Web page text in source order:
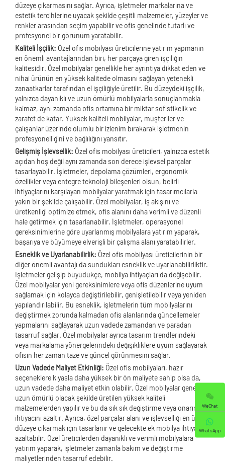
düzeye çıkarmasını sağlar. Ayrıca, işletmeler markalarına ve
estetik tercihlerine uyacak şekilde çeşitli malzemeler, yüzeyler ve
renkler arasından seçim yapabilir ve ofis genelinde tutarlı ve
profesyonel bir görünüm yaratabilir.
Kaliteli İşçilik: Özel ofis mobilyası üreticilerine yatırım yapmanın
en önemli avantajlarından biri, her parçaya giren işçiliğin
kalitesidir. Özel mobilyalar genellikle her ayrıntıya dikkat eden ve
nihai ürünün en yüksek kalitede olmasını sağlayan yetenekli
zanaatkarlar tarafından el işçiliğiyle üretilir. Bu düzeydeki işçilik,
yalnızca dayanıklı ve uzun ömürlü mobilyalarla sonuçlanmakla
kalmaz, aynı zamanda ofis ortamına bir miktar sofistikelik ve
zarafet de katar. Yüksek kaliteli mobilyalar, müşteriler ve
çalışanlar üzerinde olumlu bir izlenim bırakarak işletmenin
profesyonelliğini ve bağlılığını yansıtır.
Gelişmiş İşlevsellik: Özel ofis mobilyası üreticileri, yalnızca estetik
açıdan hoş değil aynı zamanda son derece işlevsel parçalar
tasarlayabilir. İşletmeler, depolama çözümleri, ergonomik
özellikler veya entegre teknoloji bileşenleri olsun, belirli
ihtiyaçlarını karşılayan mobilyalar yaratmak için tasarımcılarla
yakın bir şekilde çalışabilir. Özel mobilyalar, iş akışını ve
üretkenliği optimize etmek, ofis alanını daha verimli ve düzenli
hale getirmek için tasarlanabilir. İşletmeler, operasyonel
gereksinimlerine göre uyarlanmış mobilyalara yatırım yaparak,
başarıya ve büyümeye elverişli bir çalışma alanı yaratabilirler.
Esneklik ve Uyarlanabilirlik: Özel ofis mobilyası üreticilerinin bir
diğer önemli avantajı da sundukları esneklik ve uyarlanabilirliktir.
İşletmeler gelişip büyüdükçe, mobilya ihtiyaçları da değişebilir.
Özel mobilyalar yeni gereksinimlere veya ofis düzenlerine uyum
sağlamak için kolayca değiştirilebilir, genişletilebilir veya yeniden
yapılandırılabilir. Bu esneklik, işletmelerin tüm mobilyalarını
değiştirmek zorunda kalmadan ofis alanlarında güncellemeler
yapmalarını sağlayarak uzun vadede zamandan ve paradan
tasarruf sağlar. Özel mobilyalar ayrıca tasarım trendlerindeki
veya markalama yönergelerindeki değişikliklere uyum sağlayarak
ofisin her zaman taze ve güncel görünmesini sağlar.
Uzun Vadede Maliyet Etkinliği: Özel ofis mobilyaları, hazır
seçeneklere kıyasla daha yüksek bir ön maliyete sahip olsa da,
uzun vadede daha maliyet etkin olabilir. Özel mobilyalar genellikle
uzun ömürlü olacak şekilde üretilen yüksek kaliteli
malzemelerden yapılır ve bu da sık sık değiştirme veya onarım
ihtiyacını azaltır. Ayrıca, özel parçalar alanı ve işlevselliği en üst
düzeye çıkarmak için tasarlanır ve gelecekte ek mobilya ihtiyacını
azaltabilir. Özel üreticilerden dayanıklı ve verimli mobilyalara
yatırım yaparak, işletmeler zamanla bakım ve değiştirme
maliyetlerinden tasarruf edebilir.
WeChat
WhatsApp